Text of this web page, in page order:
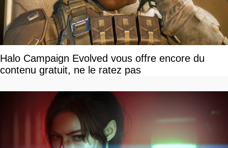
Halo Campaign Evolved vous offre encore du
contenu gratuit, ne le ratez pas